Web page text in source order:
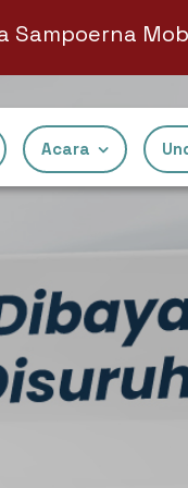
Mobile Time
Acara